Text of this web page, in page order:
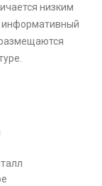
низким
информативный